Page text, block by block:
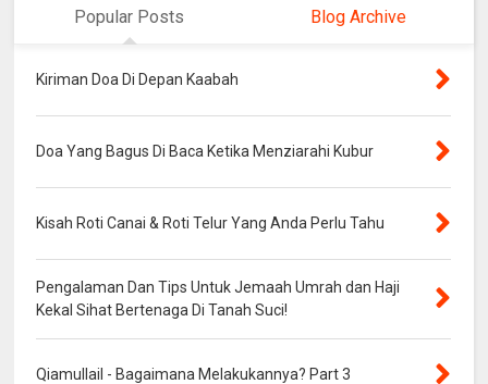
Popular Posts Blog Archive
Kiriman Doa Di Depan Kaabah
Doa Yang Bagus Di Baca Ketika Menziarahi Kubur
Kisah Roti Canai & Roti Telur Yang Anda Perlu Tahu
Pengalaman Dan Tips Untuk Jemaah Umrah dan Haji
Kekal Sihat Bertenaga Di Tanah Suci!
Qiamullail - Bagaimana Melakukannya? Part 3